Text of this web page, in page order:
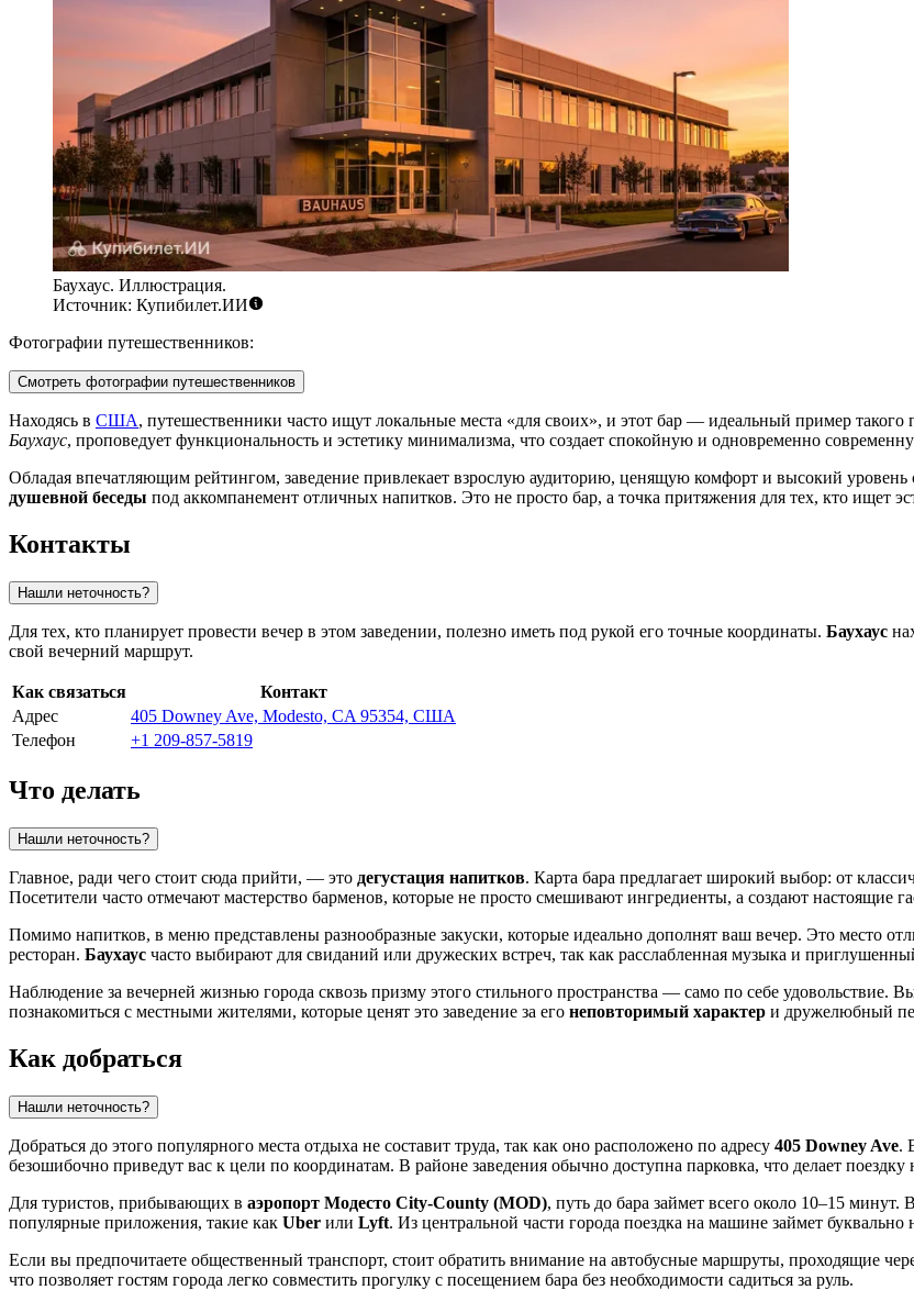
Баухаус. Иллюстрация.
Источник: Купибилет.ИИ
Фотографии путешественников:
Смотреть фотографии путешественников
Находясь в США, путешественники часто ищут локальные места «для своих», и этот бар — идеальный пример
Баухаус, проповедует функциональность и эстетику минимализма, что создает спокойную и одновременно
Обладая впечатляющим рейтингом, заведение привлекает взрослую аудиторию, ценящую комфорт и высокий уровень
душевной беседы под аккомпанемент отличных напитков. Это не просто бар, а точка притяжения для тех, кто ищет
Контакты
Нашли неточность?
Для тех, кто планирует провести вечер в этом заведении, полезно иметь под рукой его точные координаты. Баухаус
свой вечерний маршрут.
Как связаться
Контакт
Адрес
405 Downey Ave, Modesto, CA 95354, США
Телефон
+1 209-857-5819
Что делать
Нашли неточность?
Главное, ради чего стоит сюда прийти, — это дегустация напитков. Карта бара предлагает широкий выбор: от
Посетители часто отмечают мастерство барменов, которые не просто смешивают ингредиенты, а создают настоящие
Помимо напитков, в меню представлены разнообразные закуски, которые идеально дополнят ваш вечер. Это место
ресторан. Баухаус часто выбирают для свиданий или дружеских встреч, так как расслабленная музыка и
Наблюдение за вечерней жизнью города сквозь призму этого стильного пространства — само по себе удовольствие.
познакомиться с местными жителями, которые ценят это заведение за его неповторимый характер и дружелюбный
Как добраться
Нашли неточность?
Добраться до этого популярного места отдыха не составит труда, так как оно расположено по адресу 405 Downey Ave.
безошибочно приведут вас к цели по координатам. В районе заведения обычно доступна парковка, что делает
Для туристов, прибывающих в аэропорт Модесто City-County (MOD), путь до бара займет всего около 10–15 минут.
популярные приложения, такие как Uber или Lyft. Из центральной части города поездка на машине займет буквально
Если вы предпочитаете общественный транспорт, стоит обратить внимание на автобусные маршруты, проходящие
что позволяет гостям города легко совместить прогулку с посещением бара без необходимости садиться за руль.